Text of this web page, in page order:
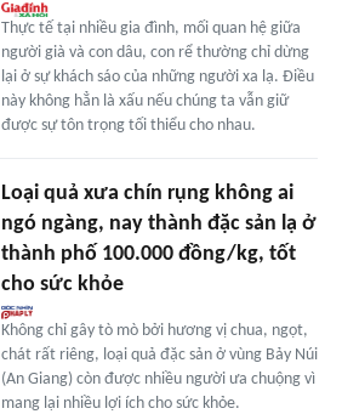
Thực tế tại nhiều gia đình, mối quan hệ giữa
người già và con dâu, con rể thường chỉ dừng
lại ở sự khách sáo của những người xa lạ. Điều
này không hẳn là xấu nếu chúng ta vẫn giữ
được sự tôn trọng tối thiểu cho nhau.
Loại quả xưa chín rụng không ai
ngó ngàng, nay thành đặc sản lạ ở
thành phố 100.000 đồng/kg, tốt
cho sức khỏe
Không chỉ gây tò mò bởi hương vị chua, ngọt,
chát rất riêng, loại quả đặc sản ở vùng Bảy Núi
(An Giang) còn được nhiều người ưa chuộng vì
mang lại nhiều lợi ích cho sức khỏe.